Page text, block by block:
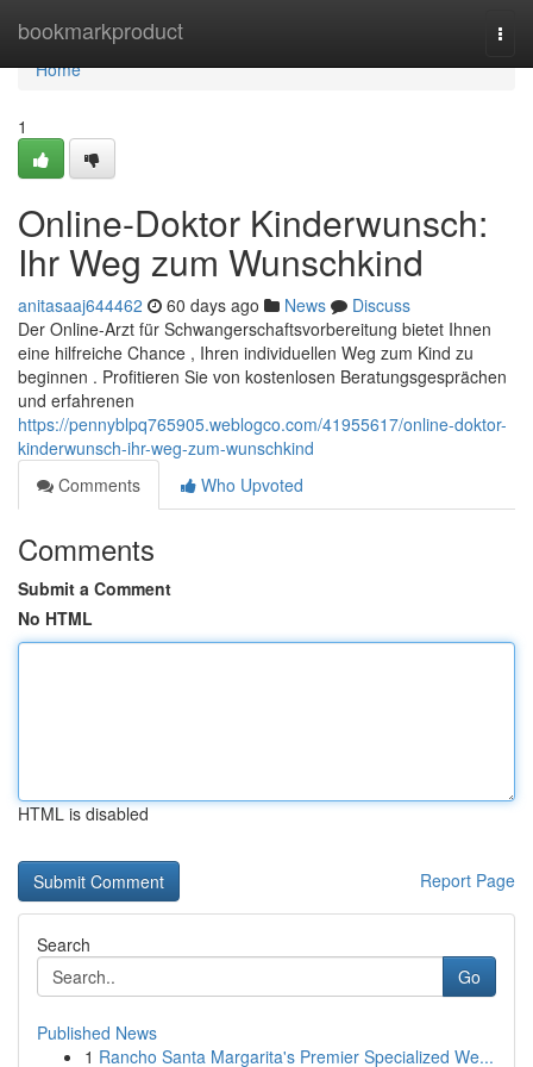
bookmarkproduct
Home
Home
1
Online-Doktor Kinderwunsch:
Ihr Weg zum Wunschkind
anitasaaj644462 60 days ago News
Discuss
Der Online-Arzt für Schwangerschaftsvorbereitung bietet Ihnen
eine hilfreiche Chance , Ihren individuellen Weg zum Kind zu
beginnen . Profitieren Sie von kostenlosen Beratungsgesprächen
und erfahrenen
https://pennyblpq765905.weblogco.com/41955617/online-doktor-
kinderwunsch-ihr-weg-zum-wunschkind
Comments
Who Upvoted
Comments
Submit a Comment
No HTML
HTML is disabled
Report Page
Search
Go
Published News
1 Rancho Santa Margarita's Premier Specialized We...